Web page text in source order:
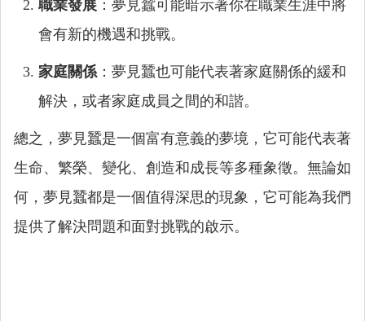
職業發展 ：夢見蠶可能暗示著你在職業生涯中將
會有新的機遇和挑戰。
家庭關係：夢見蠶也可能代表著家庭關係的緩和
解決，或者家庭成員之間的和諧。
總之，夢見蠶是一個富有意義的夢境，它可能代表著
生命、繁榮、變化、創造和成長等多種象徵。無論如
何，夢見蠶都是一個值得深思的現象，它可能為我們
提供了解決問題和面對挑戰的啟示。